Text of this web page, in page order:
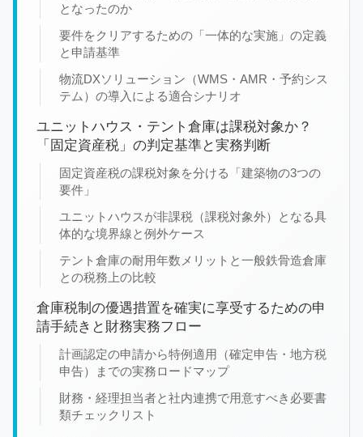
となったのか
要件をクリアするための「一体的な実施」の定義
と申請基準
物流DXソリューション（WMS・AMR・予約シス
テム）の導入による適合シナリオ
ユニットハウス・テント倉庫は課税対象か？
「固定資産税」の判定基準と実務判断
固定資産税の課税対象を分ける「建築物の3つの
要件」
ユニットハウスが非課税（課税対象外）となる具
体的な境界線と例外ケース
テント倉庫の耐用年数メリットと一般鉄骨造倉庫
との税務上の比較
倉庫税制の優遇措置を確実に享受するための申
請手続きと財務実務フロー
計画認定の申請から特例適用（確定申告・地方税
申告）までの実務ロードマップ
財務・経理担当者と社内連携で用意すべき必要書
類チェックリスト